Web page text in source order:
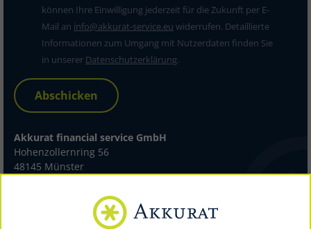
können Ihre Einwilligung jederzeit für die Zukunft per E-
Mail an info@akkurat-service.eu widerrufen. Detaillierte
Informationen zum Umgang mit Nutzerdaten finden Sie
in unserer Datenschutzerklärung.
Abschicken
Akkurat financial service GmbH
Hohenzollernring 56
48145 Münster
Telefax 0251 39492-199
info@akkurat-service.eu